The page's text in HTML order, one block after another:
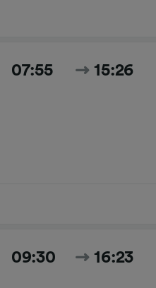
07:55 15:26
09:30 16:23